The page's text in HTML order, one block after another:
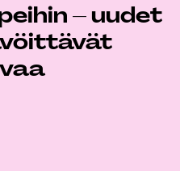
– uudet